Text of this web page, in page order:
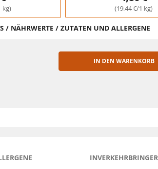
kg) (19,44 €/1 kg)
/ NÄHRWERTE / ZUTATEN UND ALLERGENE
ERHÖHEN
IN DEN WARENKORB
INVERKEHRBRINGER